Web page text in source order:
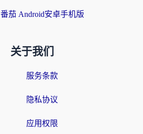
番茄 Android安卓手机版
关于我们
服务条款
隐私协议
应用权限